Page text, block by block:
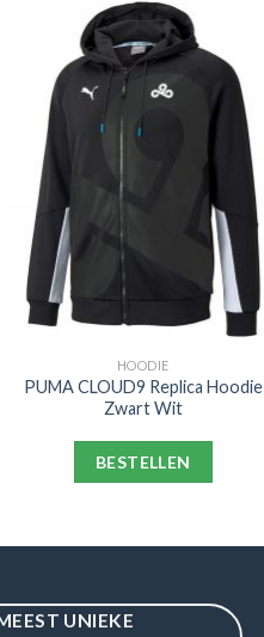
HOODIE
PUMA CLOUD9 Replica Hoodie
Zwart Wit
BESTELLEN
UNIEKE